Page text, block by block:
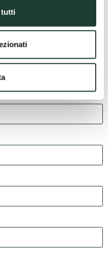
tutti
PER